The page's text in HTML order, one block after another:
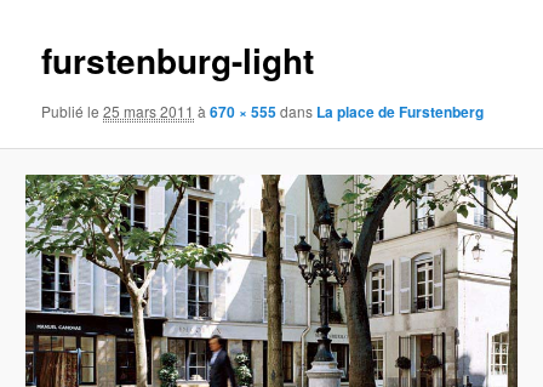
furstenburg-light
Publié le25 mars 2011 à670 × 555dans La place de Furstenberg